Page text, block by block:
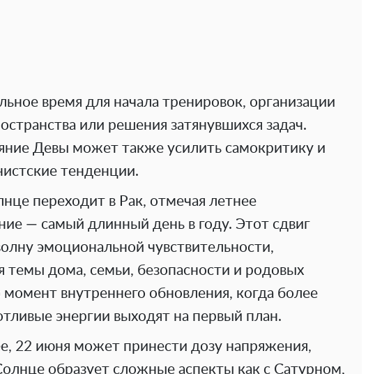
время для начала тренировок, организации
или решения затянувшихся задач.
Девы может также усилить самокритику и
тенденции.
переходит в Рак, отмечая летнее
— самый длинный день в году. Этот сдвиг
эмоциональной чувствительности,
темы дома, семьи, безопасности и родовых
внутреннего обновления, когда более
энергии выходят на первый план.
22 июня может принести дозу напряжения,
образует сложные аспекты как с Сатурном,